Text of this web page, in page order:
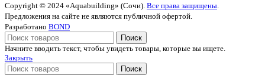
Copyright © 2024 «Aquabuilding» (Сочи). Все права защищены.
Предложения на сайте не являются публичной офертой.
Разработано BOND
Поиск
Начните вводить текст, чтобы увидеть товары, которые вы ищете.
Закрыть
Поиск